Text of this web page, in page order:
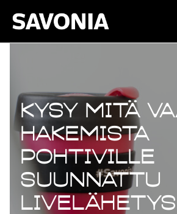
Kysy mitä
hakemista
pohtiville
suunnattu
livelähetys